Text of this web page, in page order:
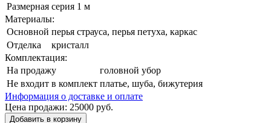
Размерная серия 1 м
Материалы:
Основной перья страуса, перья петуха, каркас
Отделка
кристалл
Комплектация:
На продажу
головной убор
Не входит в комплект платье, шуба, бижутерия
Информация о доставке и оплате
Цена продажи: 25000 руб.
Добавить в корзину